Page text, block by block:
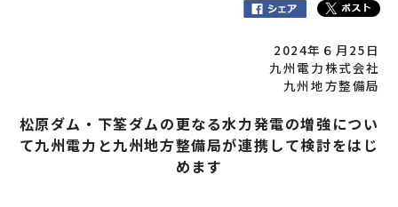
2024年６月25日
九州電力株式会社
九州地方整備局
松原ダム・下筌ダムの更なる水力発電の増強につい
て九州電力と九州地方整備局が連携して検討をはじ
めます